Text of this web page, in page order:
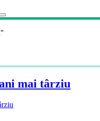
mai târziu